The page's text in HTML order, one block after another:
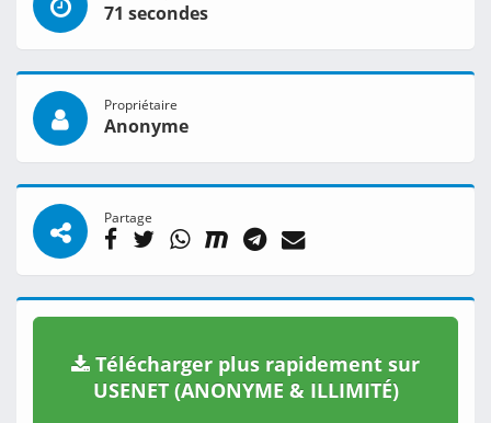
71 secondes
Propriétaire
Anonyme
Partage
Télécharger plus rapidement sur
USENET (ANONYME & ILLIMITÉ)